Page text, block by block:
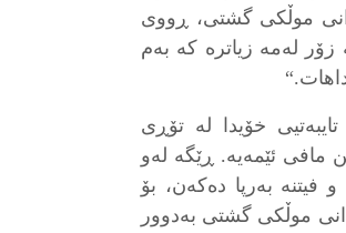
موڵكى گشتى، ڕووى
لەمە زياتره كە بەم
خۆيدا لە تۆڕى
مافى ئێمەيە. ڕێگە لەو
فيتنه بەرپا دەكەن، بۆ
موڵكى گشتى بەدوور